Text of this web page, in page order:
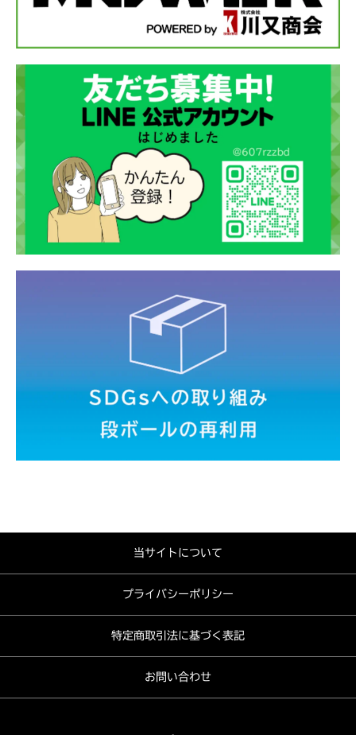
当サイトについて
プライバシーポリシー
特定商取引法に基づく表記
お問い合わせ